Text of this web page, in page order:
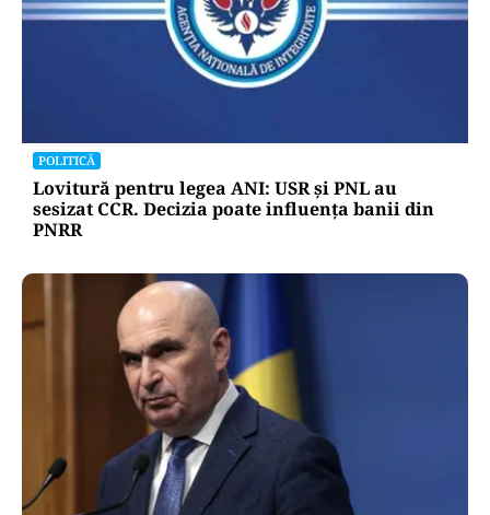
POLITICĂ
Lovitură pentru legea ANI: USR și PNL au
sesizat CCR. Decizia poate influența banii din
PNRR